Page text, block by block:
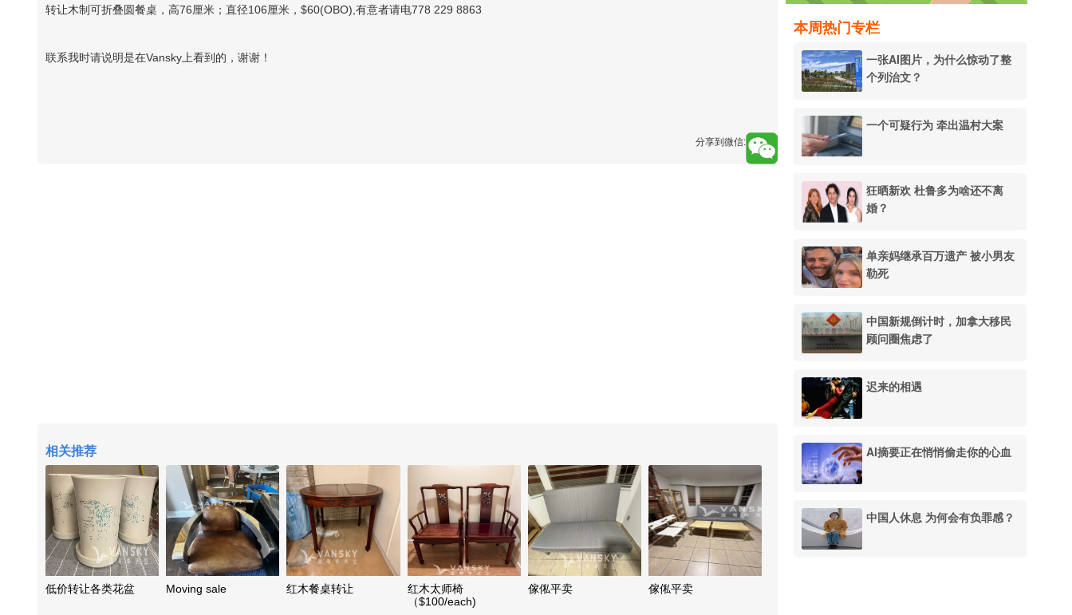
本周热门专栏
一张AI图片，为什么惊动了整
个列治文？
一个可疑行为 牵出温村大案
狂晒新欢 杜鲁多为啥还不离
婚？
单亲妈继承百万遗产 被小男友
勒死
中国新规倒计时，加拿大移民
顾问圈焦虑了
迟来的相遇
AI摘要正在悄悄偷走你的心血
中国人休息 为何会有负罪感？
转让木制可折叠圆餐桌，高76厘米；直径106厘米，$60(OBO),有意者请电778 229 8863
联系我时请说明是在Vansky上看到的，谢谢！
分享到微信:
相关推荐
低价转让各类花盆 Moving sale 红木餐桌转让
红木太师椅
（$100/each)
傢俬平卖 傢俬平卖